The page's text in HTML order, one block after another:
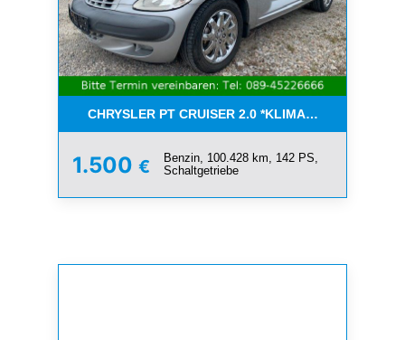
CHRYSLER PT CRUISER 2.0
1.500 €
Benzin, 100.428 km, 142 PS,
Schaltgetriebe